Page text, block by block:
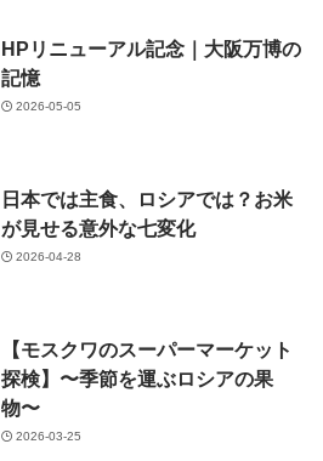
HPリニューアル記念｜大阪万博の
記憶
2026-05-05
日本では主食、ロシアでは？お米
が見せる意外な七変化
2026-04-28
【モスクワのスーパーマーケット
探検】〜季節を運ぶロシアの果
物〜
2026-03-25